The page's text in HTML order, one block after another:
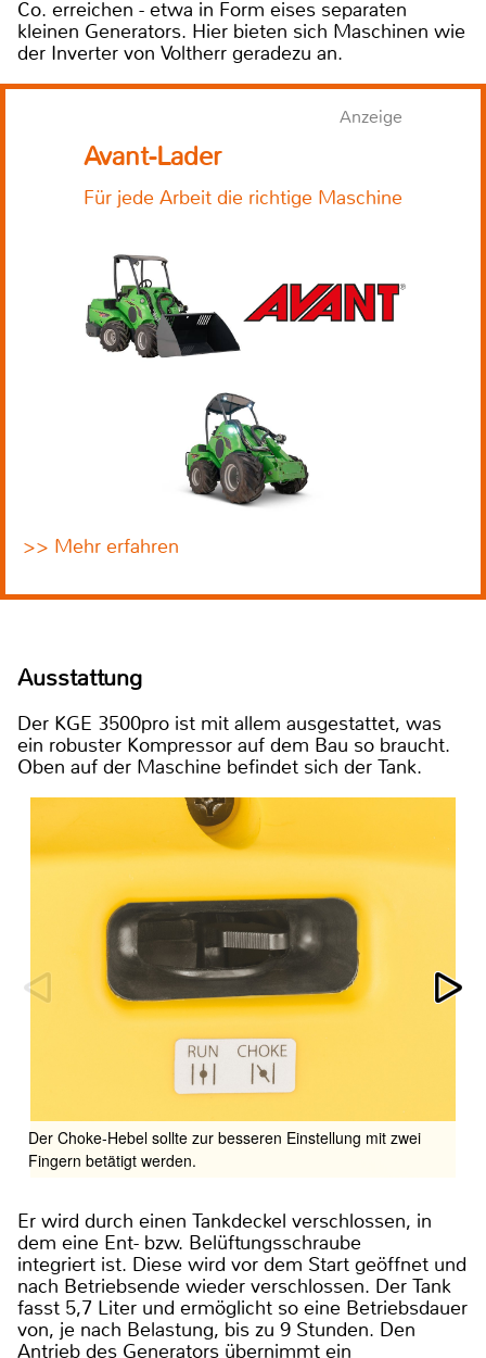
Co. erreichen - etwa in Form eises separaten
kleinen Generators. Hier bieten sich Maschinen wie
der Inverter von Voltherr geradezu an.
Anzeige
Avant-Lader
Für jede Arbeit die richtige Maschine
>> Mehr erfahren
Ausstattung
Der KGE 3500pro ist mit allem ausgestattet, was
ein robuster Kompressor auf dem Bau so braucht.
Oben auf der Maschine befindet sich der Tank.
Der Choke-Hebel sollte zur besseren Einstellung mit zwei
Fingern betätigt werden.
Er wird durch einen Tankdeckel verschlossen, in
dem eine Ent- bzw. Belüftungsschraube
integriert ist. Diese wird vor dem Start geöffnet und
nach Betriebsende wieder verschlossen. Der Tank
fasst 5,7 Liter und ermöglicht so eine Betriebsdauer
von, je nach Belastung, bis zu 9 Stunden. Den
Antrieb des Generators übernimmt ein